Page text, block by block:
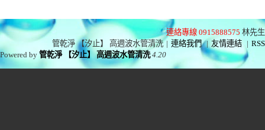
連絡專線 0915888575 林先生
管乾淨 【汐止】 高週波水管清洗 | 連絡我們 | 友情連結 | RSS
Powered by管乾淨 【汐止】 高週波水管清洗 4.20